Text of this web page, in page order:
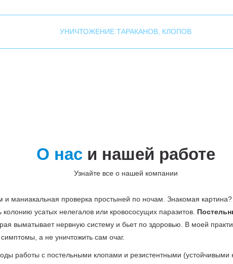
УНИЧТОЖЕНИЕ ТАРАКАНОВ, КЛОПОВ
О наси нашей работе
Узнайте все о нашей компании
маниакальная проверка простыней по ночам. Знакомая
усатых нелегалов или кровососущих паразитов.
выматывает нервную систему и бьет по здоровью. В моей
а не уничтожить сам очаг.
работы с постельными клопами и резистентными